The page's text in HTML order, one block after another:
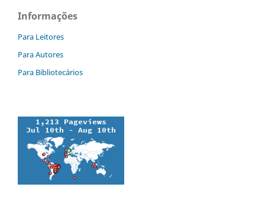
Informações
Para Leitores
Para Autores
Para Bibliotecários